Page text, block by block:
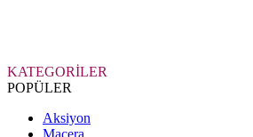
KATEGORİLER
POPÜLER
Aksiyon
Macera